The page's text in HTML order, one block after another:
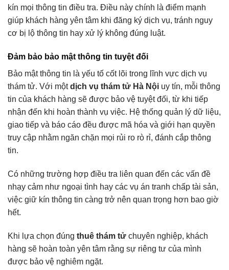
kín mọi thông tin điều tra. Điều này chính là điểm mạnh
giúp khách hàng yên tâm khi đăng ký dịch vụ, tránh nguy
cơ bị lộ thông tin hay xử lý không đúng luật.
Đảm bảo bảo mật thông tin tuyệt đối
Bảo mật thông tin là yếu tố cốt lõi trong lĩnh vực dịch vụ
thám tử. Với mộtdịch vụ thám tử Hà Nội uy tín, mỗi thông
tin của khách hàng sẽ được bảo vệ tuyệt đối, từ khi tiếp
nhận đến khi hoàn thành vụ việc. Hệ thống quản lý dữ liệu,
giao tiếp và báo cáo đều được mã hóa và giới hạn quyền
truy cập nhằm ngăn chặn mọi rủi ro rò rỉ, đánh cắp thông
tin.
Có những trường hợp điều tra liên quan đến các vấn đề
nhạy cảm như ngoại tình hay các vụ án tranh chấp tài sản,
việc giữ kín thông tin càng trở nên quan trọng hơn bao giờ
hết.
Khi lựa chọn đúng thuê thám tử chuyên nghiệp, khách
hàng sẽ hoàn toàn yên tâm rằng sự riêng tư của mình
được bảo vệ nghiêm ngặt.